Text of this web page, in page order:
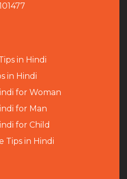
in Hindi
in Hindi
for Woman
for Man
for Child
Tips in Hindi